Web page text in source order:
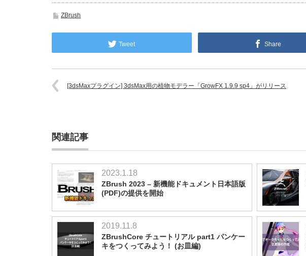
ZBrush
Tweet Share
[3dsMaxプラグイン] 3dsMax用の植物モデラー「GrowFX 1.9.9 sp4」がリリース
関連記事
2023.1.18
ZBrush 2023 – 新機能ドキュメント日本語版
(PDF)の提供を開始
2019.11.8
ZBrushCore チュートリアル part1 パンケー
キをつくってみよう！ (お皿編)